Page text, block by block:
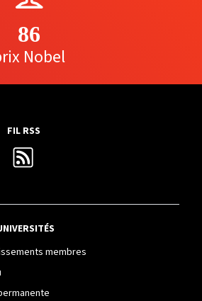
86
Nobel
FIL RSS
membres